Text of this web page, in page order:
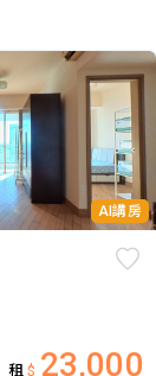
AI講房
租 $ 23,000